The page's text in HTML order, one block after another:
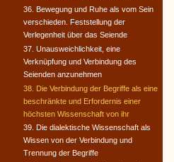
36. Bewegung und Ruhe als vom Sein
verschieden. Feststellung der
Verlegenheit über das Seiende
37. Unausweichlichkeit, eine
Verknüpfung und Verbindung des
Seienden anzunehmen
38. Die Verbindung der Begriffe als eine
beschränkte und Erfordernis einer
höchsten Wissenschaft von ihr
39. Die dialektische Wissenschaft als
Wissen von der Verbindung und
Trennung der Begriffe